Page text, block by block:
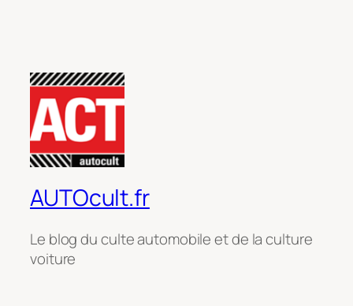
AUTOcult.fr
Le blog du culte automobile et de la culture
voiture